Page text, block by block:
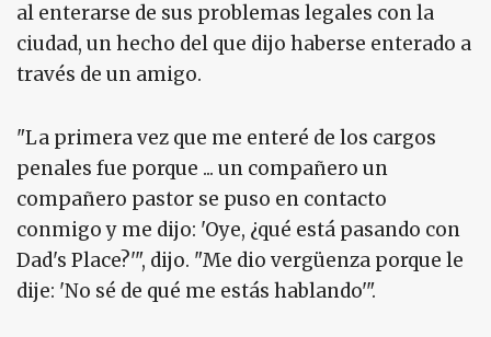
al enterarse de sus problemas legales con la
ciudad, un hecho del que dijo haberse enterado a
través de un amigo.
"La primera vez que me enteré de los cargos
penales fue porque ... un compañero un
compañero pastor se puso en contacto
conmigo y me dijo: 'Oye, ¿qué está pasando con
Dad's Place?'", dijo. "Me dio vergüenza porque le
dije: 'No sé de qué me estás hablando'".